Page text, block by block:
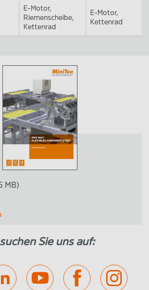
E-Motor,
Riemenscheibe,
Kettenrad
E-Motor,
Kettenrad
MB)
Sie uns auf: